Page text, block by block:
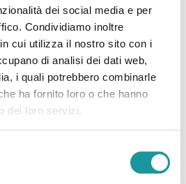
dei social media e per
Condividiamo inoltre
cui utilizza il nostro sito con i
di analisi dei dati web,
i quali potrebbero combinarle
ha fornito loro o che hanno
dei loro servizi.